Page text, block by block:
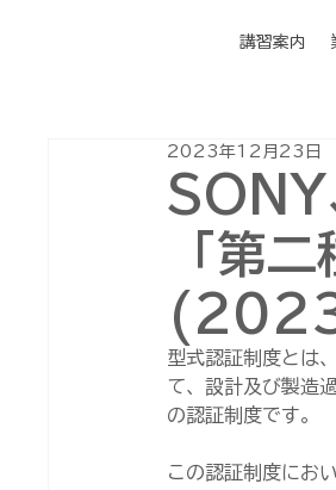
講習案内
「第
2023年12月23日
型式認証制度とは
て、設計及び製造
の認証制度です。
この認証制度に